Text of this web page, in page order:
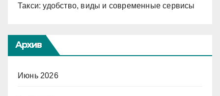
Такси: удобство, виды и современные сервисы
Архив
Июнь 2026